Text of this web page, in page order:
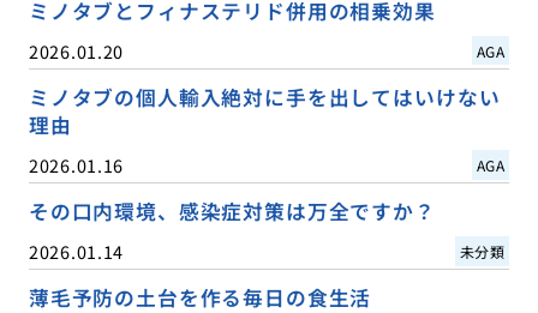
ミノタブとフィナステリド併用の相乗効果
2026.01.20 AGA
ミノタブの個人輸入絶対に手を出してはいけない
理由
2026.01.16 AGA
その口内環境、感染症対策は万全ですか？
2026.01.14 未分類
薄毛予防の土台を作る毎日の食生活